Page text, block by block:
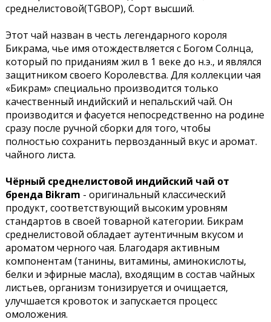
среднелистовой(TGBOP), Сорт высший.
Этот чай назван в честь легендарного короля
Бикрама, чье имя отождествляется с Богом Солнца,
который по приданиям жил в 1 веке до н.э., и являлся
защитником своего Королевства. Для коллекции чая
«Бикрам» специально производится только
качественный индийский и непальский чай. Он
производится и фасуется непосредственно на родине
сразу после ручной сборки для того, чтобы
полностью сохранить первозданный вкус и аромат.
чайного листа.
Чёрный среднелистовой индийский чай от
бренда Bikram - оригинальный классический
продукт, соответствующий высоким уровням
стандартов в своей товарной категории. Бикрам
среднелистовой обладает аутентичным вкусом и
ароматом черного чая. Благодаря активным
компонентам (танины, витамины, аминокислоты,
белки и эфирные масла), входящим в состав чайных
листьев, организм тонизируется и очищается,
улучшается кровоток и запускается процесс
омоложения.